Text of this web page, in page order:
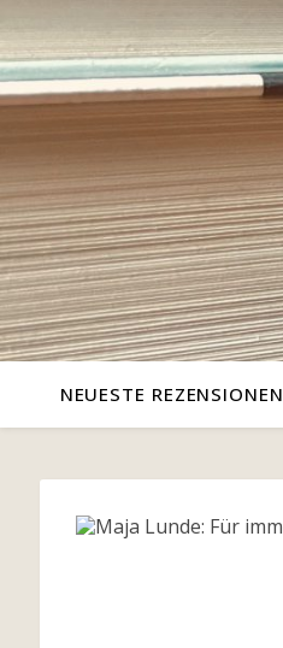
NEUESTE REZENSIONEN